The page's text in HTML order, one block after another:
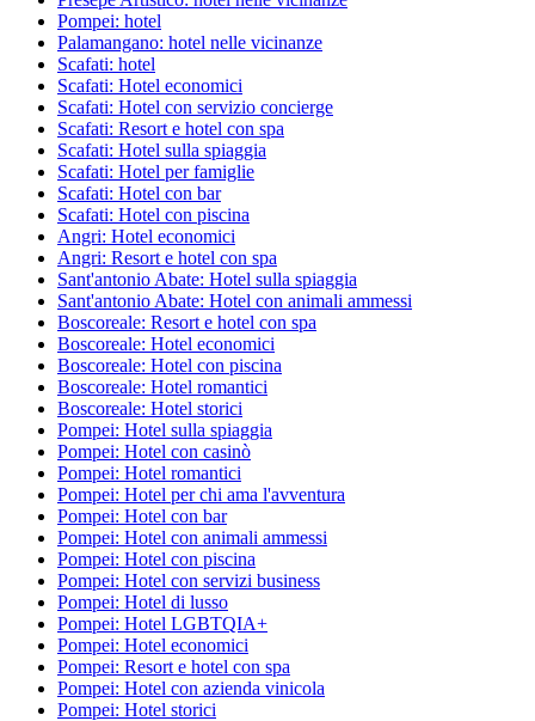
Pompei: hotel
Palamangano: hotel nelle vicinanze
Scafati: hotel
Scafati: Hotel economici
Scafati: Hotel con servizio concierge
Scafati: Resort e hotel con spa
Scafati: Hotel sulla spiaggia
Scafati: Hotel per famiglie
Scafati: Hotel con bar
Scafati: Hotel con piscina
Angri: Hotel economici
Angri: Resort e hotel con spa
Sant'antonio Abate: Hotel sulla spiaggia
Sant'antonio Abate: Hotel con animali ammessi
Boscoreale: Resort e hotel con spa
Boscoreale: Hotel economici
Boscoreale: Hotel con piscina
Boscoreale: Hotel romantici
Boscoreale: Hotel storici
Pompei: Hotel sulla spiaggia
Pompei: Hotel con casinò
Pompei: Hotel romantici
Pompei: Hotel per chi ama l'avventura
Pompei: Hotel con bar
Pompei: Hotel con animali ammessi
Pompei: Hotel con piscina
Pompei: Hotel con servizi business
Pompei: Hotel di lusso
Pompei: Hotel LGBTQIA+
Pompei: Hotel economici
Pompei: Resort e hotel con spa
Pompei: Hotel con azienda vinicola
Pompei: Hotel storici